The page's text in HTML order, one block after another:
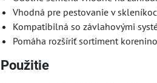
Vhodná pre pestovanie v
Kompatibilná so závlahovými
Pomáha rozšíriť sortiment
Použitie